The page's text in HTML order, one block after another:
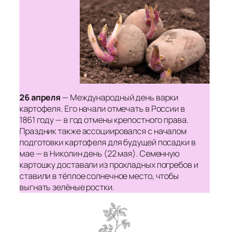
26 апреля— Международный день варки
картофеля. Его начали отмечать в России в
1861 году — в год отмены крепостного права.
Праздник также ассоциировался с началом
подготовки картофеля для будущей посадки в
мае — в Николин день (22 мая). Семенную
картошку доставали из прохладных погребов и
ставили в тёплое солнечное место, чтобы
выгнать зелёные ростки.